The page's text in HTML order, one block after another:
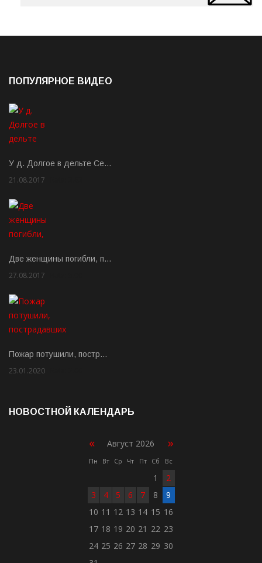
ПОПУЛЯРНОЕ ВИДЕО
У д. Долгое в дельте Се…
21.08.2017
Две женщины погибли, п…
27.08.2017
Пожар потушили, постр…
23.01.2020
НОВОСТНОЙ КАЛЕНДАРЬ
« Август 2026 »
Пн Вт Ср Чт Пт Сб Вс
1
2
3
4 5 6 7 8
9
10 11 12 13 14 15 16
17 18 19 20 21 22 23
24 25 26 27 28 29 30